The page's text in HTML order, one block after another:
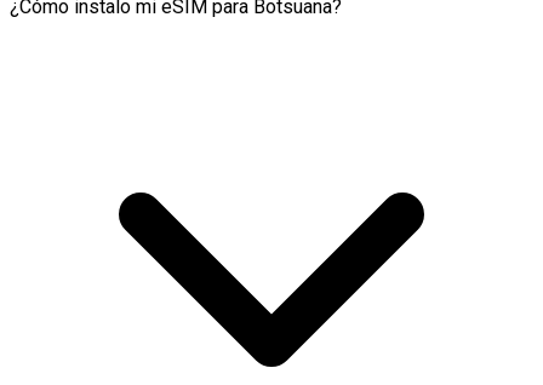
¿Cómo instalo mi eSIM para Botsuana?